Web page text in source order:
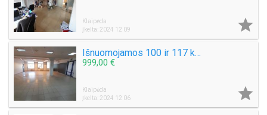
Klaipėda
Įkelta: 2024 12 09

Išnuomojamos 100 ir 117 kv.m., prekybinės / administracinės / dirbtuvėms / paslaugų patalpos Naujoji Uosto g.
999,00 €
Klaipėda
Įkelta: 2024 12 06
